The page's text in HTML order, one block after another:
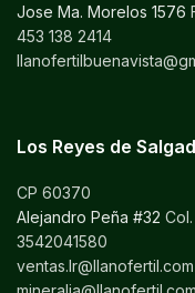
Jose Ma. Morelos 1576
453 138 2414
Los Reyes de
CP 60370
Alejandro Peña #32
3542041580
ventas.lr@llanofertil.com